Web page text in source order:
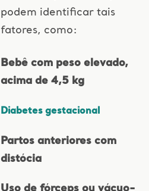
podem identificar tais
fatores, como:
Bebê com peso elevado,
acima de 4,5 kg
Diabetes gestacional
Partos anteriores com
distócia
Uso de fórceps ou vácuo-